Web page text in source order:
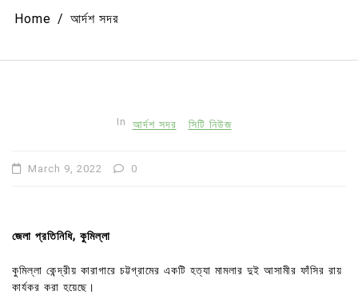
Home আর্দশ সদর
In আর্দশ সদর সিটি নিউজ
March 9, 2022 0
জেলা প্রতিনিধি, কুমিল্লা
কুমিল্লা কেন্দ্রীয় কারাগারে চট্টগ্রামের একটি হত্যা মামলার দুই আসামীর ফাঁসির রায়
কার্যকর করা হয়েছে।